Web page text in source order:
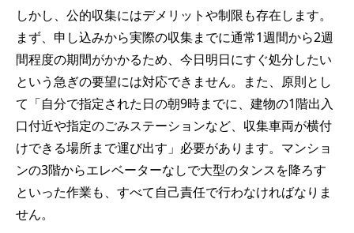
しかし、公的収集にはデメリットや制限も存在します。
まず、申し込みから実際の収集までに通常1週間から2週
間程度の期間がかかるため、今日明日にすぐ処分したい
という急ぎの要望には対応できません。また、原則とし
て「自分で指定された日の朝9時までに、建物の1階出入
口付近や指定のごみステーションなど、収集車両が横付
けできる場所まで運び出す」必要があります。マンショ
ンの3階からエレベーターなしで大型のタンスを降ろす
といった作業も、すべて自己責任で行わなければなりま
せん。